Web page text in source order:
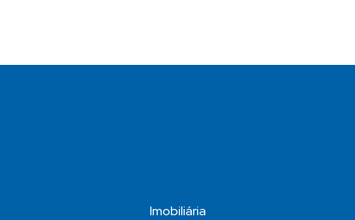
Imobiliária